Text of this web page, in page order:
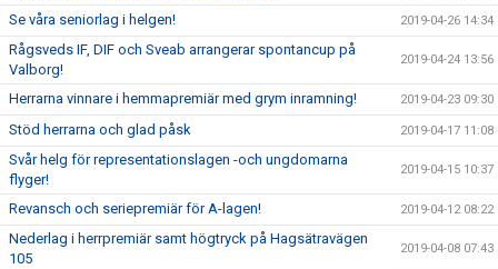
Se våra seniorlag i helgen! 2019-04-26 14:34
Rågsveds IF, DIF och Sveab arrangerar spontancup på
Valborg!
2019-04-24 13:56
Herrarna vinnare i hemmapremiär med grym inramning! 2019-04-23 09:30
Stöd herrarna och glad påsk 2019-04-17 11:08
Svår helg för representationslagen -och ungdomarna
flyger!
2019-04-15 10:37
Revansch och seriepremiär för A-lagen! 2019-04-12 08:22
Nederlag i herrpremiär samt högtryck på Hagsätravägen
105
2019-04-08 07:43